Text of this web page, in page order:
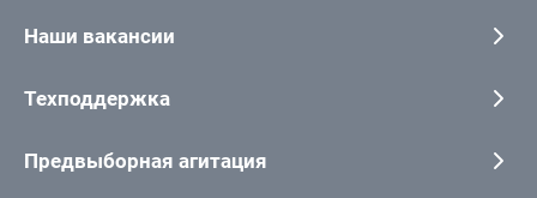
Наши вакансии
Техподдержка
Предвыборная агитация